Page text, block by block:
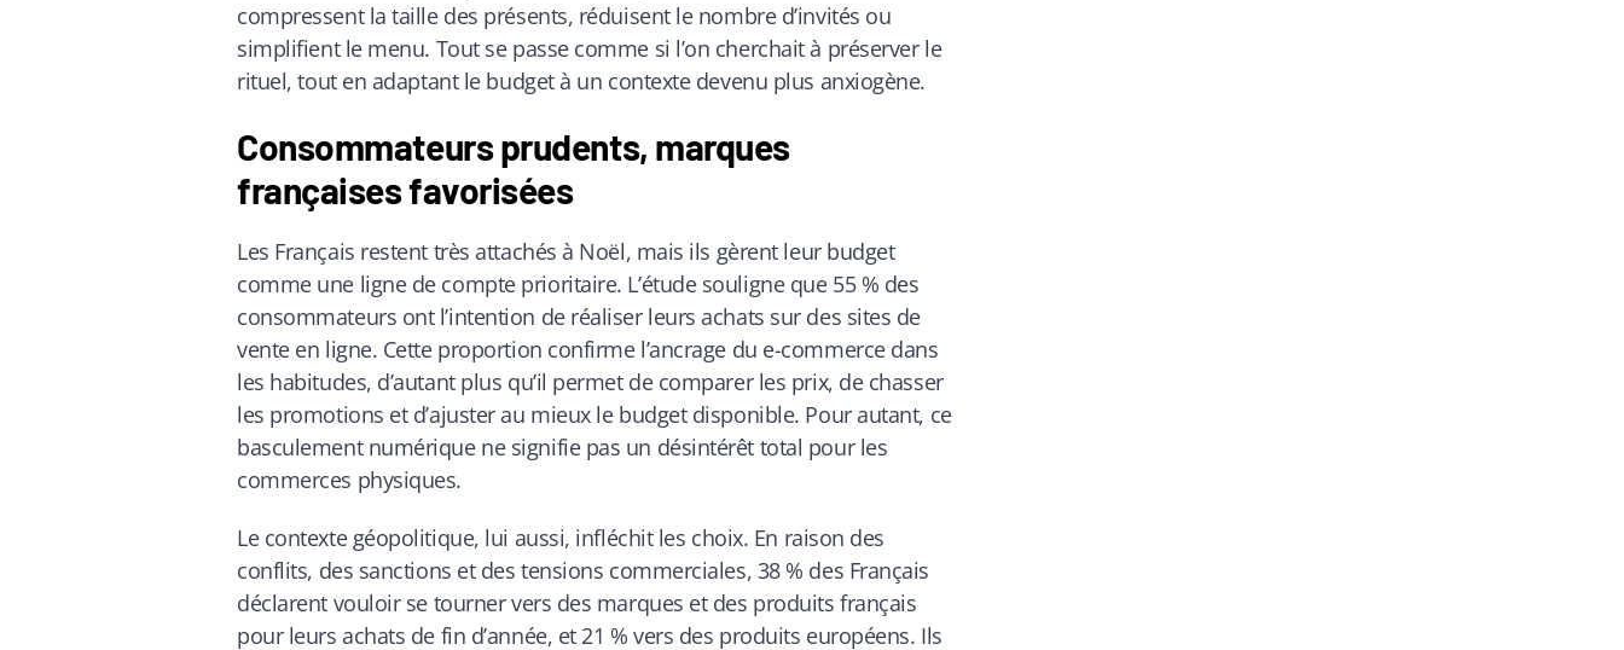
compressent la taille des présents, réduisent le nombre d’invités ou
simplifient le menu. Tout se passe comme si l’on cherchait à préserver le
rituel, tout en adaptant le budget à un contexte devenu plus anxiogène.
Consommateurs prudents, marques
françaises favorisées
Les Français restent très attachés à Noël, mais ils gèrent leur budget
comme une ligne de compte prioritaire. L’étude souligne que 55 % des
consommateurs ont l’intention de réaliser leurs achats sur des sites de
vente en ligne. Cette proportion confirme l’ancrage du e-commerce dans
les habitudes, d’autant plus qu’il permet de comparer les prix, de chasser
les promotions et d’ajuster au mieux le budget disponible. Pour autant, ce
basculement numérique ne signifie pas un désintérêt total pour les
commerces physiques.
Le contexte géopolitique, lui aussi, infléchit les choix. En raison des
conflits, des sanctions et des tensions commerciales, 38 % des Français
déclarent vouloir se tourner vers des marques et des produits français
pour leurs achats de fin d’année, et 21 % vers des produits européens. Ils